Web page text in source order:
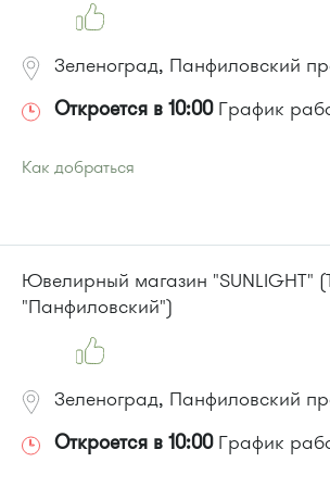
Зеленоград, Панфиловский
Откроется в 10:00График
Как добраться
Маршрутка № 128, 312, 377
или до остановки"1-й микрорайон":
Автобусы № 390, 476, 493.
Маршрутка № 127, 390, 476
Ювелирный магазин "SUNLIGHT"
"Панфиловский")
Зеленоград, Панфиловский
Откроется в 10:00График